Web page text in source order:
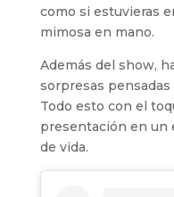
como si estuvieras
mimosa en mano.
Además del show,
sorpresas
Todo esto con el
presentación en un
de vida.